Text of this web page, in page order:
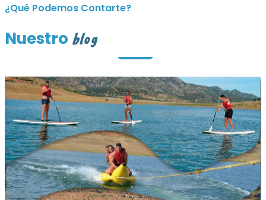
¿Qué Podemos Contarte?
Nuestro blog